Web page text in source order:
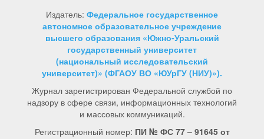
Издатель: Федеральное государственное
автономное образовательное учреждение
высшего образования «Южно-Уральский
государственный университет
(национальный исследовательский
университет)» (ФГАОУ ВО «ЮУрГУ (НИУ)»).
Журнал зарегистрирован Федеральной службой по
надзору в сфере связи, информационных технологий
и массовых коммуникаций.
Регистрационный номер: ПИ № ФС 77 – 91645 от